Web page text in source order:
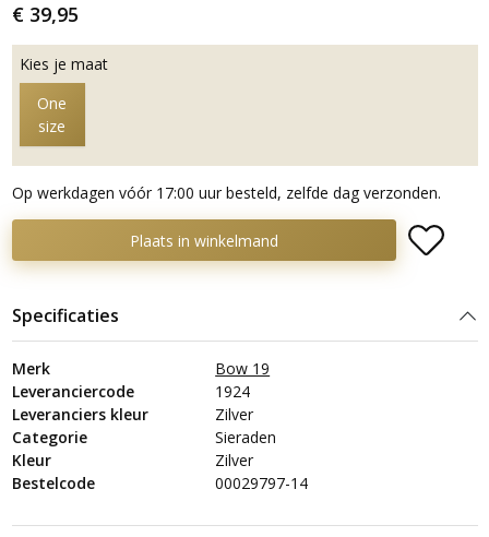
€ 39,95
Kies je maat
One
size
Op werkdagen vóór 17:00 uur besteld, zelfde dag verzonden.
Plaats in winkelmand
Specificaties
Merk
Bow 19
Leveranciercode
1924
Leveranciers kleur
Zilver
Categorie
Sieraden
Kleur
Zilver
Bestelcode
00029797-14